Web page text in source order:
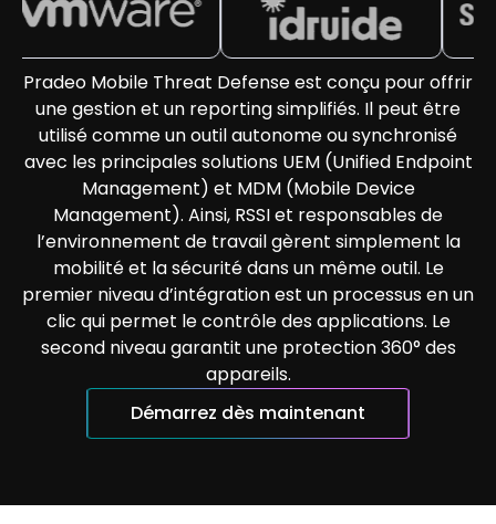
Pradeo Mobile Threat Defense est conçu pour offrir
une gestion et un reporting simplifiés. Il peut être
utilisé comme un outil autonome ou synchronisé
avec les principales solutions UEM (Unified Endpoint
Management) et MDM (Mobile Device
Management). Ainsi, RSSI et responsables de
l’environnement de travail gèrent simplement la
mobilité et la sécurité dans un même outil. Le
premier niveau d’intégration est un processus en un
clic qui permet le contrôle des applications. Le
second niveau garantit une protection 360° des
appareils.
Démarrez dès maintenant